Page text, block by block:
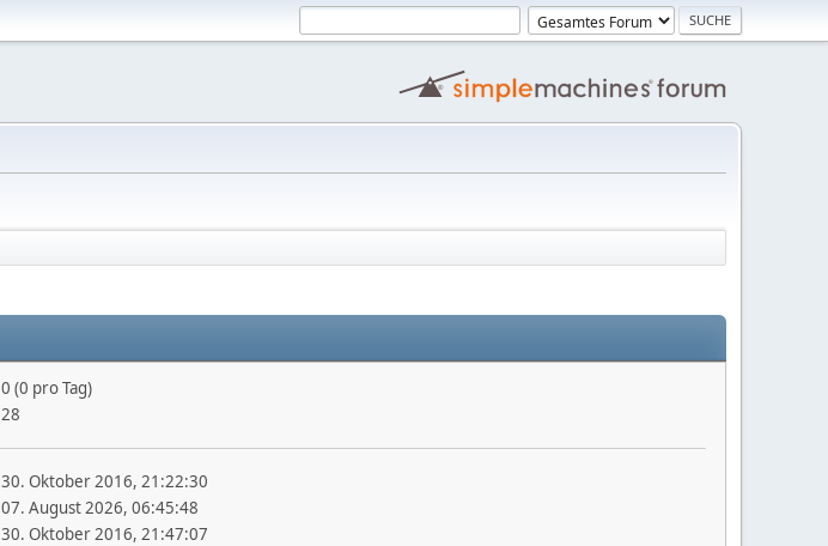
0 (0 pro Tag)
28
30. Oktober 2016, 21:22:30
07. August 2026, 06:45:48
30. Oktober 2016, 21:47:07